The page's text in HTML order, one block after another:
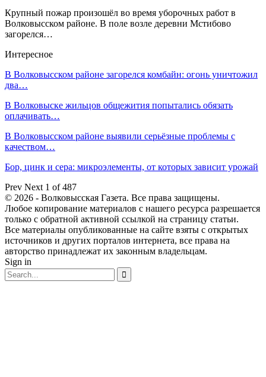
Крупный пожар произошёл во время уборочных работ в
Волковысском районе. В поле возле деревни Мстибово
загорелся…
Интересное
В Волковысском районе загорелся комбайн: огонь уничтожил
два…
В Волковыске жильцов общежития попытались обязать
оплачивать…
В Волковысском районе выявили серьёзные проблемы с
качеством…
Бор, цинк и сера: микроэлементы, от которых зависит урожай
Prev Next 1 of 487
© 2026 - Волковысская Газета. Все права защищены.
Любое копирование материалов с нашего ресурса разрешается
только с обратной активной ссылкой на страницу статьи.
Все материалы опубликованные на сайте взяты с открытых
источников и других порталов интернета, все права на
авторство принадлежат их законным владельцам.
Sign in